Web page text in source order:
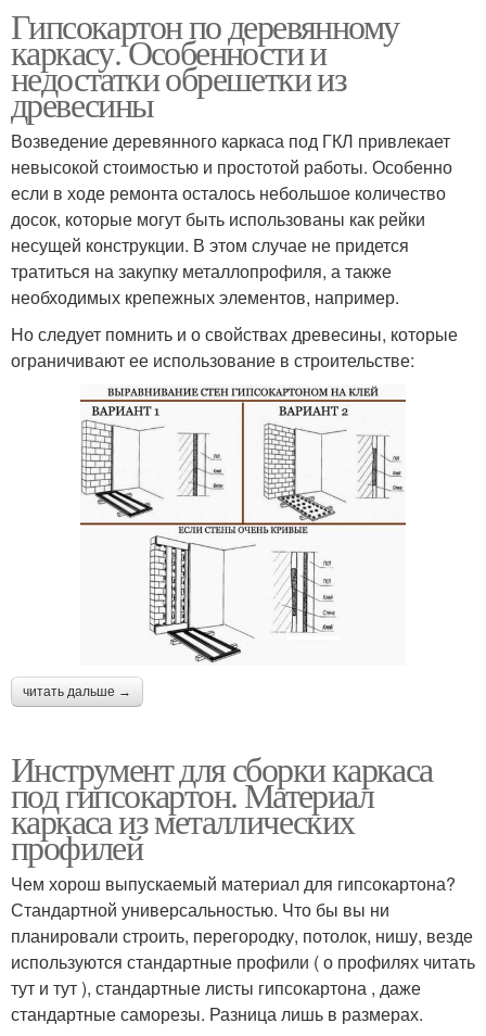
Гипсокартон по деревянному
каркасу. Особенности и
недостатки обрешетки из
древесины
Возведение деревянного каркаса под ГКЛ привлекает
невысокой стоимостью и простотой работы. Особенно
если в ходе ремонта осталось небольшое количество
досок, которые могут быть использованы как рейки
несущей конструкции. В этом случае не придется
тратиться на закупку металлопрофиля, а также
необходимых крепежных элементов, например.
Но следует помнить и о свойствах древесины, которые
ограничивают ее использование в строительстве:
читать дальше →
Инструмент для сборки каркаса
под гипсокартон. Материал
каркаса из металлических
профилей
Чем хорош выпускаемый материал для гипсокартона?
Стандартной универсальностью. Что бы вы ни
планировали строить, перегородку, потолок, нишу, везде
используются стандартные профили ( о профилях читать
тут и тут ), стандартные листы гипсокартона , даже
стандартные саморезы. Разница лишь в размерах.